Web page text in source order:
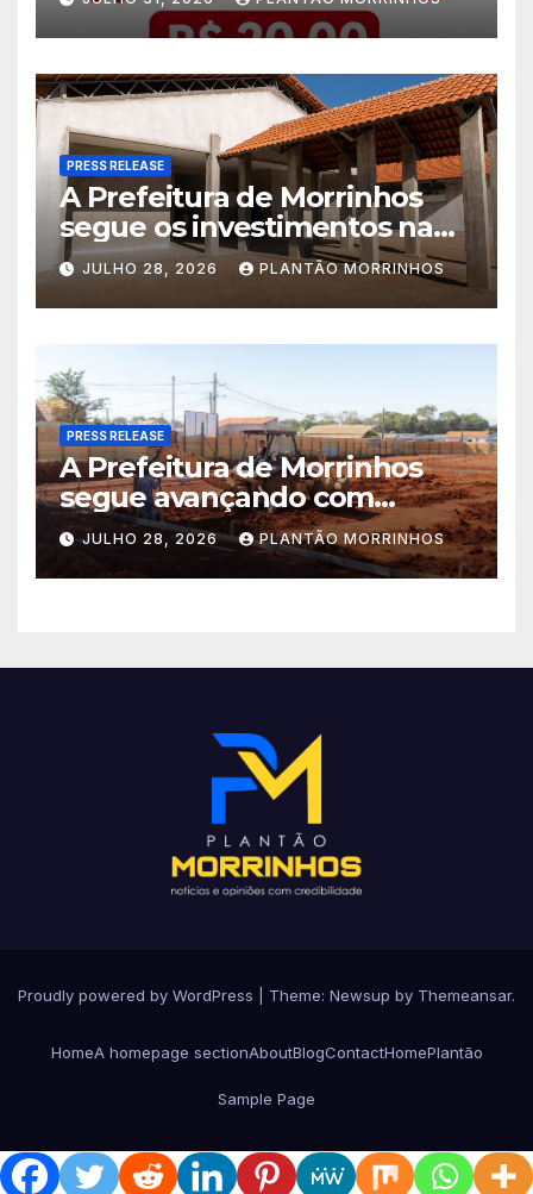
América
PRESS RELEASE
A Prefeitura de Morrinhos
segue os investimentos na
educação. A obra da Escola
Municipal Eudóxio de
Figueiredo avança em ritmo
acelerado e já ganha forma.
JULHO 28, 2026 PLANTÃO MORRINHOS
PRESS RELEASE
A Prefeitura de Morrinhos
segue avançando com
importantes investimentos
no Setor Arca de Noé.
JULHO 28, 2026 PLANTÃO MORRINHOS
Proudly powered by WordPress Theme: Newsup by Themeansar.
HomeA homepage sectionAboutBlogContactHomePlantão
Sample Page